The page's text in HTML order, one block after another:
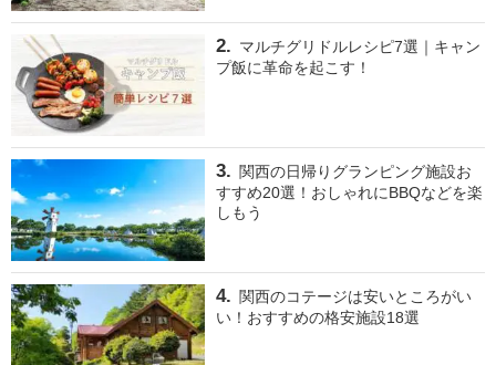
マルチグリドルレシピ7選｜キャン
プ飯に革命を起こす！
関西の日帰りグランピング施設お
すすめ20選！おしゃれにBBQなどを楽
しもう
関西のコテージは安いところがい
い！おすすめの格安施設18選